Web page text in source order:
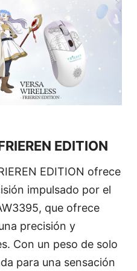
EDITION
EDITION ofrece
impulsado por el
que ofrece
precisión y
Con un peso de solo
para una sensación